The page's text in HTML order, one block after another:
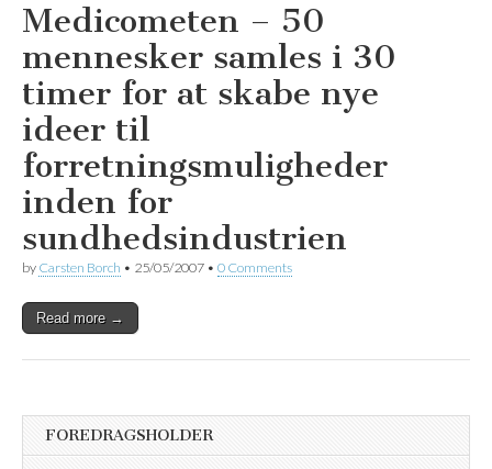
Medicometen – 50
mennesker samles i 30
timer for at skabe nye
ideer til
forretningsmuligheder
inden for
sundhedsindustrien
by Carsten Borch • 25/05/2007 • 0 Comments
Read more →
FOREDRAGSHOLDER